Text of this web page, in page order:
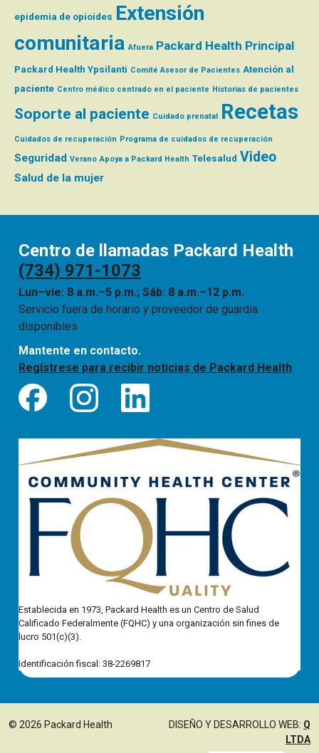
epidemia de opioides Extensión
comunitaria Afuera Packard Health Principal
Packard Health Ypsilanti Comité Asesor de Pacientes Atención al
paciente Centro médico centrado en el paciente Historias de pacientes
Soporte al paciente Cuidado prenatal Recetas
Cuidados de recuperación Programa de cuidados de recuperación
Seguridad Verano Apoya a Packard Health Telesalud Video
Salud de la mujer
Centro de llamadas Packard Health
(734) 971-1073
Lun–vie: 8 a.m.–5 p.m.; Sáb: 8 a.m.–12 p.m.
Servicio fuera de horario y proveedor de guardia
disponibles
Mantente en contacto.
Regístrese para recibir noticias de Packard Health
Establecida en 1973, Packard Health es un Centro de Salud
Calificado Federalmente (FQHC) y una organización sin fines de
lucro 501(c)(3).
Identificación fiscal: 38-2269817
© 2026 Packard Health DISEÑO Y DESARROLLO WEB: Q
LTDA